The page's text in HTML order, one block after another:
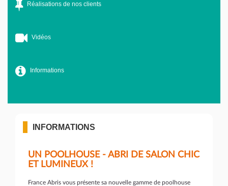
Réalisations de nos clients
Vidéos
Informations
INFORMATIONS
UN POOLHOUSE - ABRI DE SALON CHIC
ET LUMINEUX !
France Abris vous présente sa nouvelle gamme de poolhouse